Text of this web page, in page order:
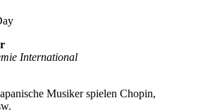
International
Musiker spielen Chopin,